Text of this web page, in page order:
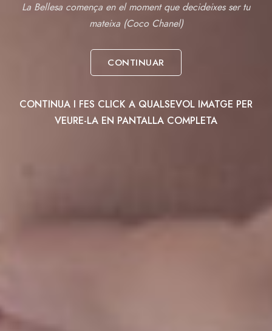
La Bellesa comença en el moment que decideixes ser tu
mateixa (Coco Chanel)
CONTINUAR
CONTINUA I FES CLICK A QUALSEVOL IMATGE PER
VEURE-LA EN PANTALLA COMPLETA